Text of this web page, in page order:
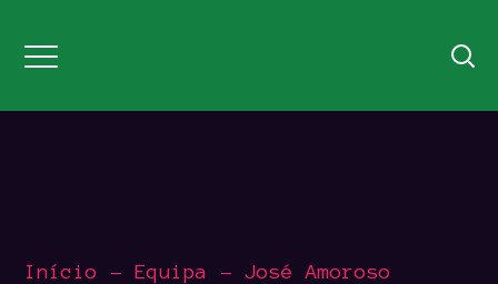
Início Equipa José Amoroso